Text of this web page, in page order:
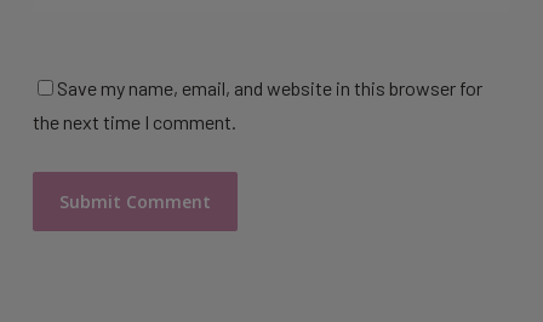
Save my name, email, and website in this browser for
the next time I comment.